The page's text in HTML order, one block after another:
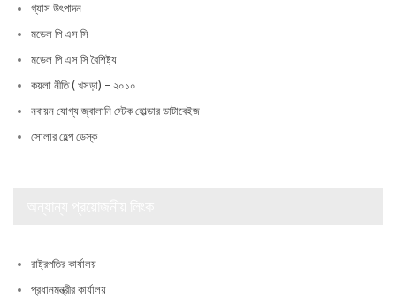
গ্যাস উৎপাদন
মডেল পি এস সি
মডেল পি এস সি বৈশিষ্ট্য
কয়লা নীতি ( খসড়া) – ২০১০
নবায়ন যোগ্য জ্বালানি স্টেক হোল্ডার ডাটাবেইজ
সোলার হেল্প ডেস্ক
রাষ্ট্রপতির কার্যালয়
প্রধানমন্ত্রীর কার্যালয়